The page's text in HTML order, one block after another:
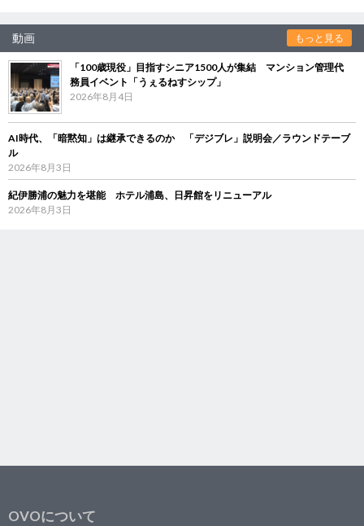
動画 もっと見る
「100歳現役」目指すシニア1500人が集結 マンション管理代
務員イベント「うぇるねすシップ」
2026年8月4日
AI時代、「暗黙知」は継承できるのか 「デジブレ」説明会／ラウンドテーブ
ル
2026年8月3日
紀伊勝浦の魅力を堪能 ホテル浦島、日昇館をリニューアル
2026年8月3日
OVOについて